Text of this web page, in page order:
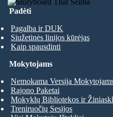
Padėti
Pagalba ir DUK
Siužetinės linijos kūrėjas
Kaip spausdinti
Mokytojams
Nemokama Versija
Rajono Paketai
Mokyklų Bibliotekos ir
Treniruočių Sesijos